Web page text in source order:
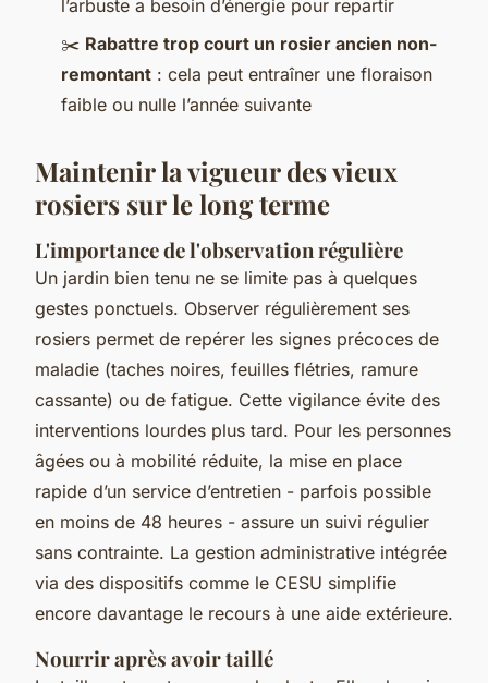
l’arbuste a besoin d’énergie pour repartir
✂️ Rabattre trop court un rosier ancien non-
remontant : cela peut entraîner une floraison
faible ou nulle l’année suivante
Maintenir la vigueur des vieux
rosiers sur le long terme
L'importance de l'observation régulière
Un jardin bien tenu ne se limite pas à quelques
gestes ponctuels. Observer régulièrement ses
rosiers permet de repérer les signes précoces de
maladie (taches noires, feuilles flétries, ramure
cassante) ou de fatigue. Cette vigilance évite des
interventions lourdes plus tard. Pour les personnes
âgées ou à mobilité réduite, la mise en place
rapide d’un service d’entretien - parfois possible
en moins de 48 heures - assure un suivi régulier
sans contrainte. La gestion administrative intégrée
via des dispositifs comme le CESU simplifie
encore davantage le recours à une aide extérieure.
Nourrir après avoir taillé